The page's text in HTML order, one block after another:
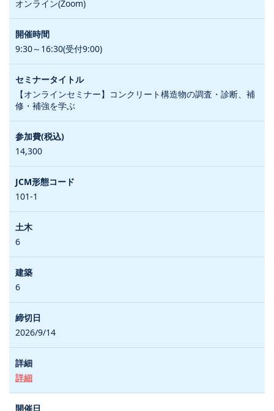
オンライン(Zoom)
9:30～16:30(受付9:00)
【オンラインセミナー】コンクリート構造物の調査・診断、補
修・補強を学ぶ
14,300
101-1
6
6
2026/9/14
詳細